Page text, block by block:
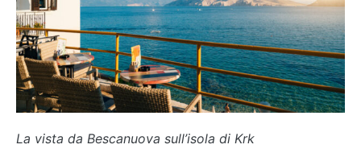
La vista da Bescanuova sull’isola di Krk